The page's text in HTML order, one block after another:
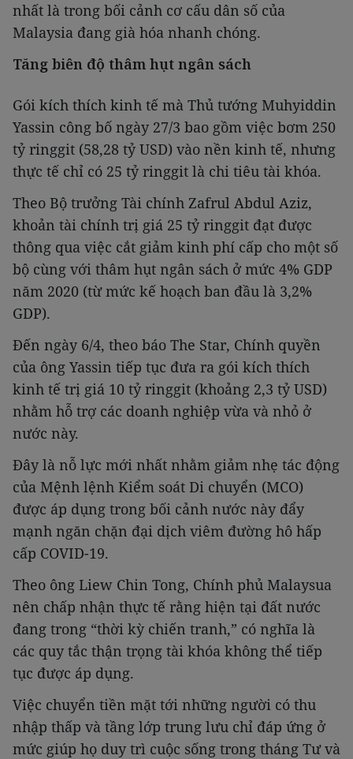
nhất là trong bối cảnh cơ cấu dân số của
Malaysia đang già hóa nhanh chóng.
Tăng biên độ thâm hụt ngân sách
Gói kích thích kinh tế mà Thủ tướng Muhyiddin
Yassin công bố ngày 27/3 bao gồm việc bơm 250
tỷ ringgit (58,28 tỷ USD) vào nền kinh tế, nhưng
thực tế chỉ có 25 tỷ ringgit là chi tiêu tài khóa.
Theo Bộ trưởng Tài chính Zafrul Abdul Aziz,
khoản tài chính trị giá 25 tỷ ringgit đạt được
thông qua việc cắt giảm kinh phí cấp cho một số
bộ cùng với thâm hụt ngân sách ở mức 4% GDP
năm 2020 (từ mức kế hoạch ban đầu là 3,2%
GDP).
Đến ngày 6/4, theo báo The Star, Chính quyền
của ông Yassin tiếp tục đưa ra gói kích thích
kinh tế trị giá 10 tỷ ringgit (khoảng 2,3 tỷ USD)
nhằm hỗ trợ các doanh nghiệp vừa và nhỏ ở
nước này.
Đây là nỗ lực mới nhất nhằm giảm nhẹ tác động
của Mệnh lệnh Kiểm soát Di chuyển (MCO)
được áp dụng trong bối cảnh nước này đẩy
mạnh ngăn chặn đại dịch viêm đường hô hấp
cấp COVID-19.
Theo ông Liew Chin Tong, Chính phủ Malaysua
nên chấp nhận thực tế rằng hiện tại đất nước
đang trong “thời kỳ chiến tranh,” có nghĩa là
các quy tắc thận trọng tài khóa không thể tiếp
tục được áp dụng.
Việc chuyển tiền mặt tới những người có thu
nhập thấp và tầng lớp trung lưu chỉ đáp ứng ở
mức giúp họ duy trì cuộc sống trong tháng Tư và